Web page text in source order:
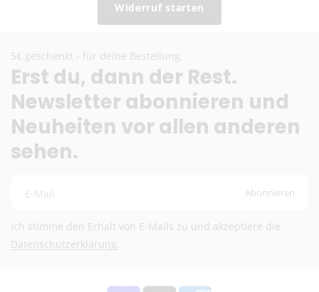
Widerruf starten
5€ geschenkt - für deine Bestellung.
Erst du, dann der Rest.
Newsletter abonnieren und
Neuheiten vor allen anderen
sehen.
E-Mail Abonnieren
Ich stimme den Erhalt von E-Mails zu und akzeptiere die
Datenschutzerklärung.